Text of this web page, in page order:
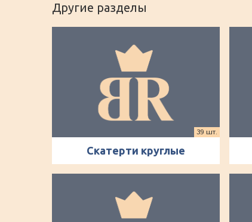
Другие разделы
Скатерти круглые
39 шт.